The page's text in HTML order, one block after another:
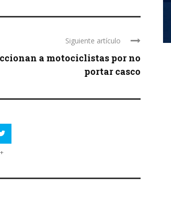
Siguiente artículo
a motociclistas por no
portar casco
+